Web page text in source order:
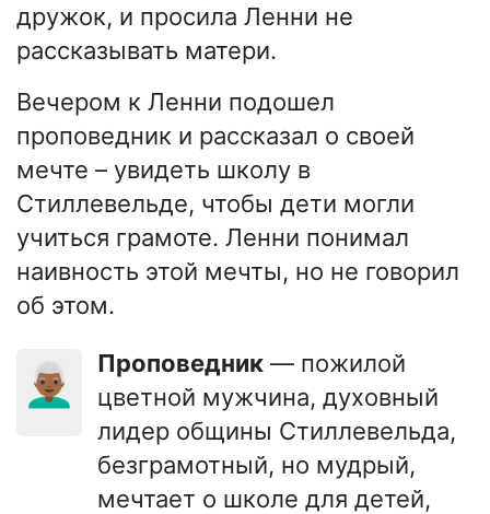
дружок, и просила Ленни не
рассказывать матери.
Вечером к Ленни подошел
проповедник и рассказал о своей
мечте – увидеть школу в
Стиллевельде, чтобы дети могли
учиться грамоте. Ленни понимал
наивность этой мечты, но не говорил
об этом.
👨🏾‍🦳 Проповедник — пожилой
цветной мужчина, духовный
лидер общины Стиллевельда,
безграмотный, но мудрый,
мечтает о школе для детей,